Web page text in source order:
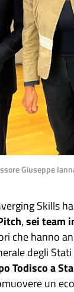
Giuseppe
Skills
,sei team
che hanno
degli
Todisco a
un